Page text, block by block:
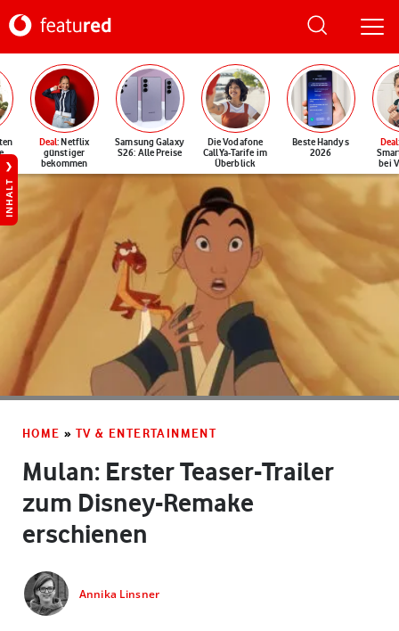
Deal: Netflix
günstiger
bekommen
Samsung Galaxy
S26: Alle Preise
Die Vodafone
CallYa-Tarife im
Überblick
Beste Handys
2026
Deal
bei
INHALT
HOME » TV & ENTERTAINMENT
Mulan: Erster Teaser-Trailer
zum Disney-Remake
erschienen
Annika Linsner